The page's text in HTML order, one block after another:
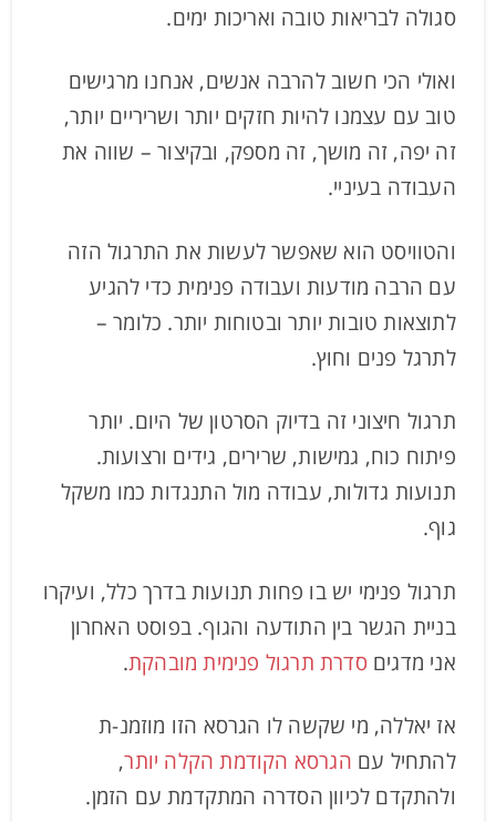
סגולה לבריאות טובה ואריכות ימים.
ואולי הכי חשוב להרבה אנשים, אנחנו מרגישים
טוב עם עצמנו להיות חזקים יותר ושריריים יותר,
זה יפה, זה מושך, זה מספק, ובקיצור – שווה את
העבודה בעיניי.
והטוויסט הוא שאפשר לעשות את התרגול הזה
עם הרבה מודעות ועבודה פנימית כדי להגיע
לתוצאות טובות יותר ובטוחות יותר. כלומר –
לתרגל פנים וחוץ.
תרגול חיצוני זה בדיוק הסרטון של היום. יותר
פיתוח כוח, גמישות, שרירים, גידים ורצועות.
תנועות גדולות, עבודה מול התנגדות כמו משקל
גוף.
תרגול פנימי יש בו פחות תנועות בדרך כלל, ועיקרו
בניית הגשר בין התודעה והגוף. בפוסט האחרון
אני מדגיםסדרת תרגול פנימית מובהקת.
אז יאללה, מי שקשה לו הגרסא הזו מוזמנ-ת
להתחיל עם הגרסא הקודמת הקלה יותר,
ולהתקדם לכיוון הסדרה המתקדמת עם הזמן.